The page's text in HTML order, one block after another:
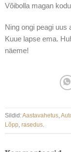
Võibolla magan
Ning ongi peagi uus
Kuue lapse ema.
näeme!
Sildid:Aastavahetus,
Lõpp rasedus.